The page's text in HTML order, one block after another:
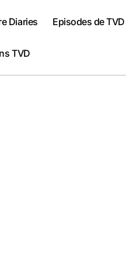
Diaries Episodes de TVD
TVD